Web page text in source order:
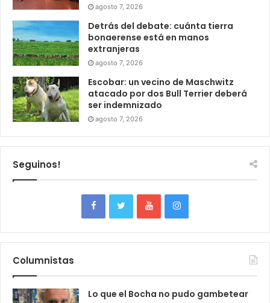
agosto 7, 2026
Detrás del debate: cuánta tierra
bonaerense está en manos
extranjeras
agosto 7, 2026
Escobar: un vecino de Maschwitz
atacado por dos Bull Terrier deberá
ser indemnizado
agosto 7, 2026
Seguinos!
Columnistas
Lo que el Bocha no pudo gambetear